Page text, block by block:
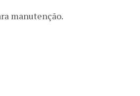
manutenção.